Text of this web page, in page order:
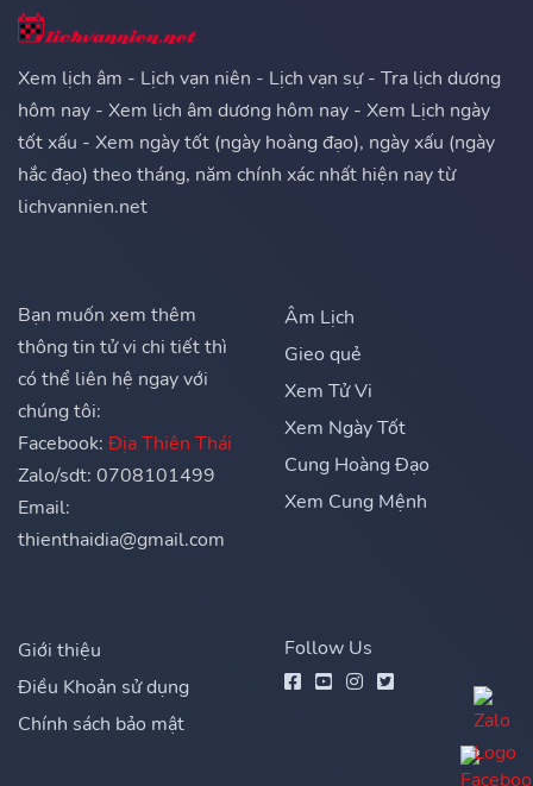
Xem lịch âm - Lịch vạn niên - Lịch vạn sự - Tra lịch dương
hôm nay - Xem lịch âm dương hôm nay - Xem Lịch ngày
tốt xấu - Xem ngày tốt (ngày hoàng đạo), ngày xấu (ngày
hắc đạo) theo tháng, năm chính xác nhất hiện nay từ
lichvannien.net
Bạn muốn xem thêm
thông tin tử vi chi tiết thì
có thể liên hệ ngay với
chúng tôi:
Facebook: Địa Thiên Thái
Zalo/sdt: 0708101499
Email:
thienthaidia@gmail.com
Âm Lịch
Gieo quẻ
Xem Tử Vi
Xem Ngày Tốt
Cung Hoàng Đạo
Xem Cung Mệnh
Giới thiệu
Điều Khoản sử dụng
Chính sách bảo mật
Follow Us